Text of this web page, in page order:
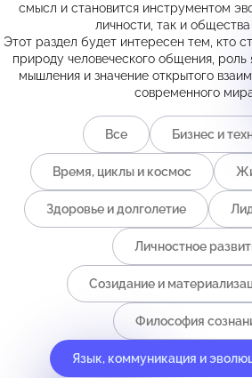
смысл и становится инструментом
личности, так и
Этот раздел будет интересен тем, кто
природу человеческого общения,
мышления и значение открытого
современного
Все Бизнес и
Время, циклы и космос
Здоровье и долголетие
Личностное
Созидание и
Философия
Язык, коммуникация и